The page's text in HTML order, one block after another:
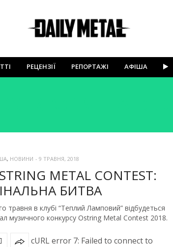
РЕЦЕНЗІЇ РЕПОРТАЖІ АФІША
, НОВИНИ - 9 ТРАВНЯ, 2018
METAL CONTEST:
БИТВА
травня в клубі “Теплий Ламповий” відбудеться
музичного конкурсу Ostring Metal Contest 2018.
cURL error 7: Failed to connect to